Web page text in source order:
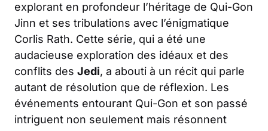
explorant en profondeur l’héritage de Qui-Gon
Jinn et ses tribulations avec l’énigmatique
Corlis Rath. Cette série, qui a été une
audacieuse exploration des idéaux et des
conflits des Jedi, a abouti à un récit qui parle
autant de résolution que de réflexion. Les
événements entourant Qui-Gon et son passé
intriguent non seulement mais résonnent